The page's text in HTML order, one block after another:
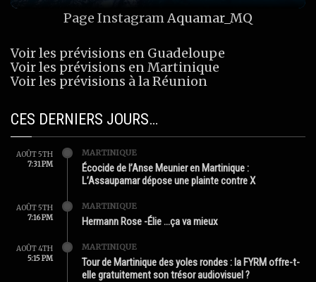
Page InstagramAquamar_MQ
Voir les prévisions en Guadeloupe
Voir les prévisions en Martinique
Voir les prévisions à la Réunion
CES DERNIERS JOURS…
AOÛT 5TH
7:31 PM
MARTINIQUE
Écocide de l’Anse Meunier en Martinique :
L’Assaupamar dépose une plainte contre X
AOÛT 5TH
7:16 PM
MARTINIQUE
Hermann Rose -Élie …ça va mieux
AOÛT 4TH
5:15 PM
MARTINIQUE
Tour de Martinique des yoles rondes : la FYRM offre-t-
elle gratuitement son trésor audiovisuel ?